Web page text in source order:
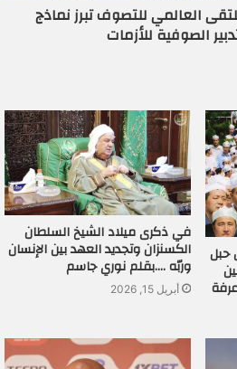
العالمي للتصوف تبرز نماذج
الصوفية للأزمات
حبل
في ذكرى ميلاد الشيخ السلطان
الكسنزان وتجديد العهد بين الإنسان
وربّه ….بقلم نوري جاسم
أبريل 15, 2026